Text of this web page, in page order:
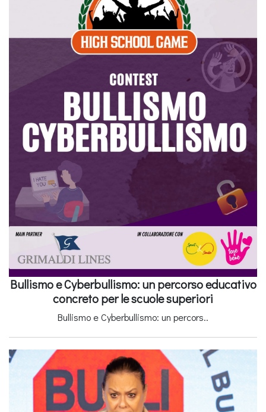
Bullismo e Cyberbullismo: un percorso educativo
concreto per le scuole superiori
Bullismo e Cyberbullismo: un percors..